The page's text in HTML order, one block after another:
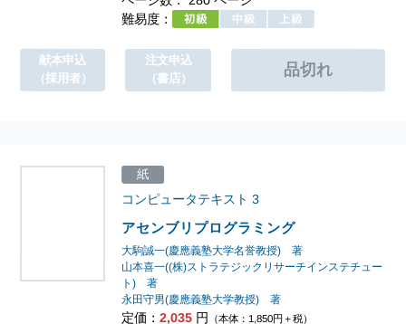
難易度：
献本申込
（採用者）
注文申込
（書店）
アセンブリプログラミング
コンピュータテキスト 3
大駒誠一(慶應義塾大学名誉教授) 著
山本喜一((株)ストラテジックリサーチインステチュー
ト) 著
永田守男(慶應義塾大学教授) 著
定価：2,035 円 （本体：1,850円＋税）
紙